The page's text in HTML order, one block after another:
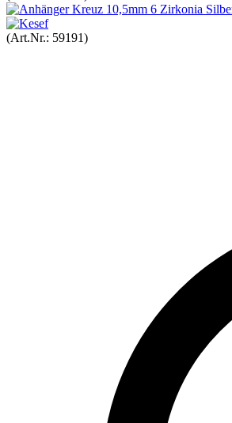
(Art.Nr.: 59191)